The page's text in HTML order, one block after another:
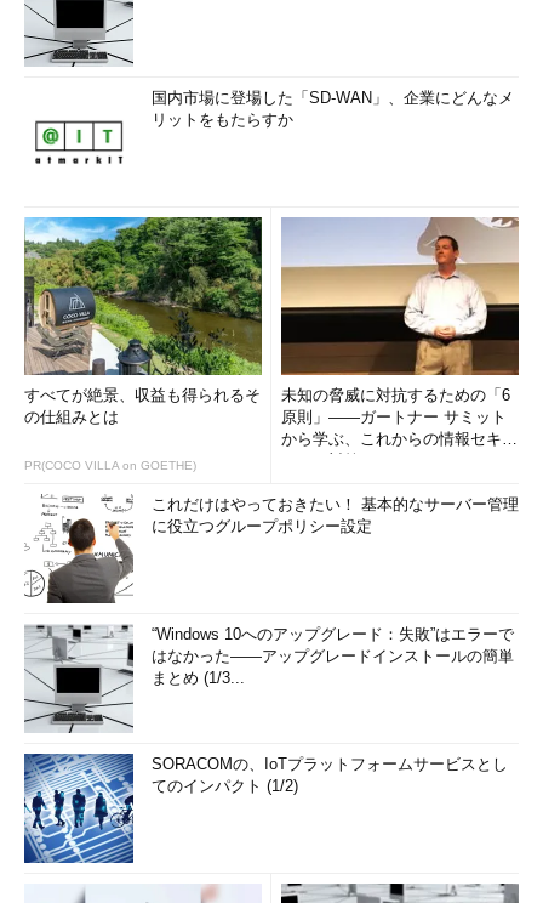
国内市場に登場した「SD-WAN」、企業にどんなメ
リットをもたらすか
すべてが絶景、収益も得られるそ
の仕組みとは
PR(COCO VILLA on GOETHE)
未知の脅威に対抗するための「6
原則」――ガートナー サミット
から学ぶ、これからの情報セキュ
これだけはやっておきたい！ 基本的なサーバー管理
に役立つグループポリシー設定
“Windows 10へのアップグレード：失敗”はエラーで
はなかった――アップグレードインストールの簡単
まとめ (1/3...
SORACOMの、IoTプラットフォームサービスとし
てのインパクト (1/2)